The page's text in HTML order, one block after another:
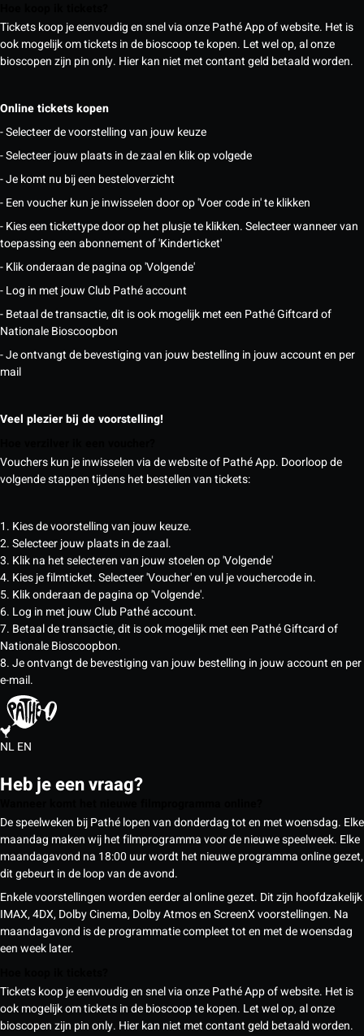
Tickets koop je eenvoudig en snel via onze Pathé App of website. Het is
ook mogelijk om tickets in de bioscoop te kopen. Let wel op, al onze
bioscopen zijn pin only. Hier kan niet met contant geld betaald worden.
Online tickets kopen
- Selecteer de voorstelling van jouw keuze
- Selecteer jouw plaats in de zaal en klik op volgede
- Je komt nu bij een besteloverzicht
- Een voucher kun je inwisselen door op 'Voer code in' te klikken
- Kies een tickettype door op het plusje te klikken. Selecteer wanneer van
toepassing een abonnement of 'Kinderticket'
- Klik onderaan de pagina op 'Volgende'
- Log in met jouw Club Pathé account
- Betaal de transactie, dit is ook mogelijk met een Pathé Giftcard of
Nationale Bioscoopbon
- Je ontvangt de bevestiging van jouw bestelling in jouw account en per
mail
Veel plezier bij de voorstelling!
Vouchers kun je inwisselen via de website of Pathé App. Doorloop de
volgende stappen tijdens het bestellen van tickets:
1. Kies de voorstelling van jouw keuze.
2. Selecteer jouw plaats in de zaal.
3. Klik na het selecteren van jouw stoelen op 'Volgende'
4. Kies je filmticket. Selecteer 'Voucher' en vul je vouchercode in.
5. Klik onderaan de pagina op 'Volgende'.
6. Log in met jouw Club Pathé account.
7. Betaal de transactie, dit is ook mogelijk met een Pathé Giftcard of
Nationale Bioscoopbon.
8. Je ontvangt de bevestiging van jouw bestelling in jouw account en per
e-mail.
NLEN
Heb je een vraag?
De speelweken bij Pathé lopen van donderdag tot en met woensdag. Elke
maandag maken wij het filmprogramma voor de nieuwe speelweek. Elke
maandagavond na 18:00 uur wordt het nieuwe programma online gezet,
dit gebeurt in de loop van de avond.
Enkele voorstellingen worden eerder al online gezet. Dit zijn hoofdzakelijk
IMAX, 4DX, Dolby Cinema, Dolby Atmos en ScreenX voorstellingen. Na
maandagavond is de programmatie compleet tot en met de woensdag
een week later.
Tickets koop je eenvoudig en snel via onze Pathé App of website. Het is
ook mogelijk om tickets in de bioscoop te kopen. Let wel op, al onze
bioscopen zijn pin only. Hier kan niet met contant geld betaald worden.